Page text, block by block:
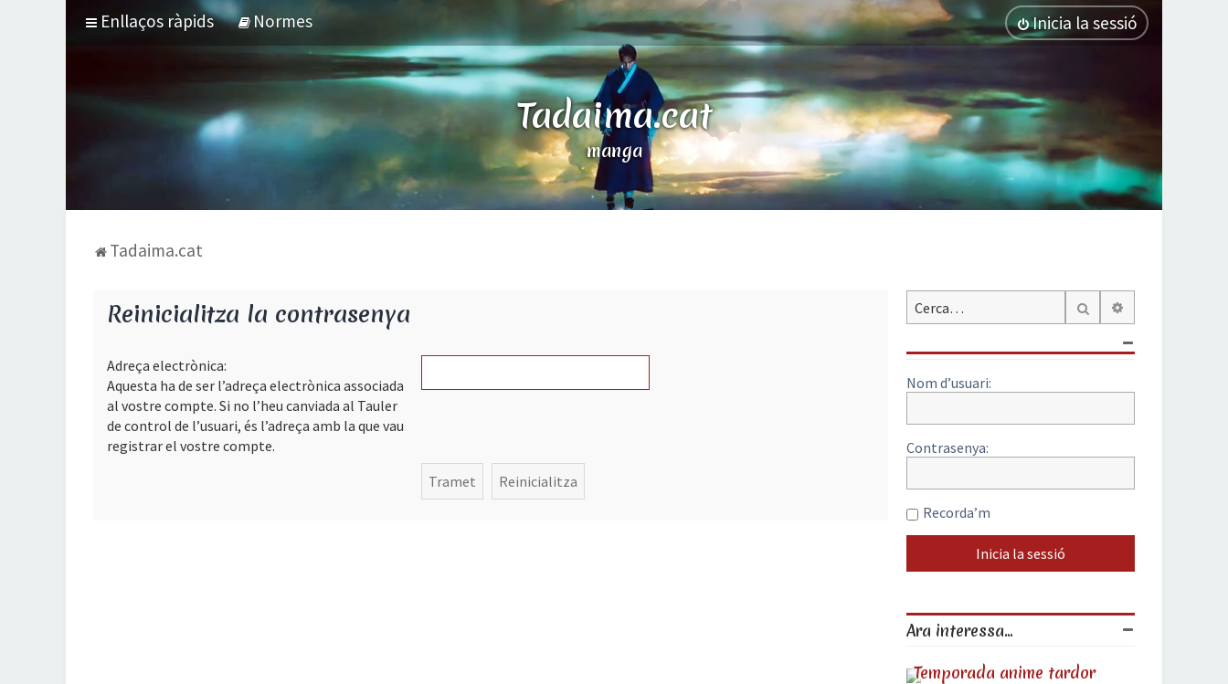
Enllaços ràpids Normes Inicia la sessió
Tadaima.cat
manga
Tadaima.cat
Reinicialitza la contrasenya
Adreça electrònica:
Aquesta ha de ser l’adreça electrònica associada
al vostre compte. Si no l’heu canviada al Tauler
de control de l’usuari, és l’adreça amb la que vau
registrar el vostre compte.
Cerca
Nom d’usuari:
Contrasenya:
Recorda’m
Ara interessa...
Temporada anime tardor